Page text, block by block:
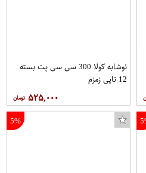
نوشابه کولا 300 سی سی پت بسته
12 تایی زمزم
۵۲۵,۰۰۰
5%